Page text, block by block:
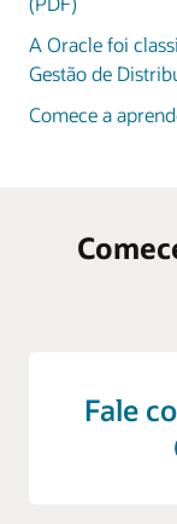
A Oracle foi
Gestão de
Comece a
Fale